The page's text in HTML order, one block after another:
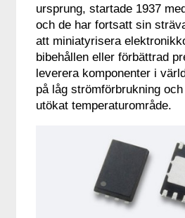
ursprung, startade 1937
och de har fortsatt sin
att miniatyrisera
bibehållen eller förbättrad
leverera komponenter i
på låg strömförbrukning och
utökat temperaturområde.